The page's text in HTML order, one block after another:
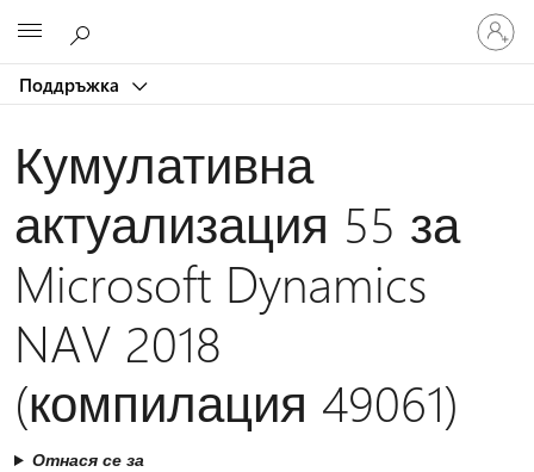
Поддръжка
Влезте
във
вашия
Кумулативна
актуализация 55 за
Microsoft Dynamics
NAV 2018
(компилация 49061)
Отнася се за